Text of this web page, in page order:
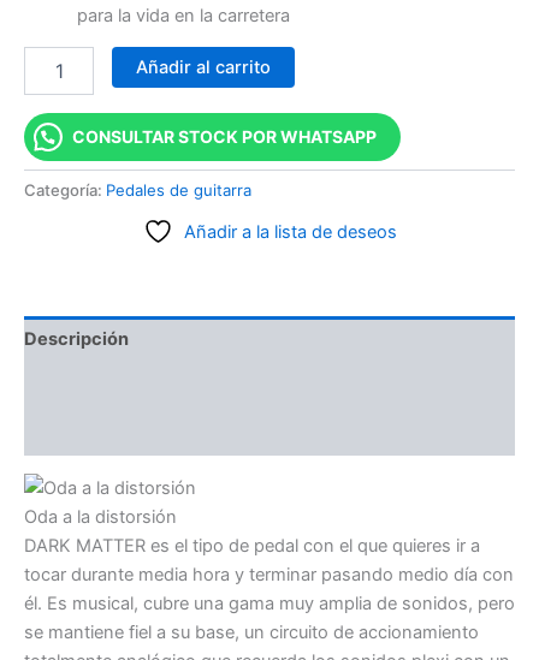
para la vida en la carretera
Añadir al carrito
CONSULTAR STOCK POR WHATSAPP
Categoría: Pedales de guitarra
Añadir a la lista de deseos
Descripción
Oda a la distorsión
DARK MATTER es el tipo de pedal con el que quieres ir a
tocar durante media hora y terminar pasando medio día con
él. Es musical, cubre una gama muy amplia de sonidos, pero
se mantiene fiel a su base, un circuito de accionamiento